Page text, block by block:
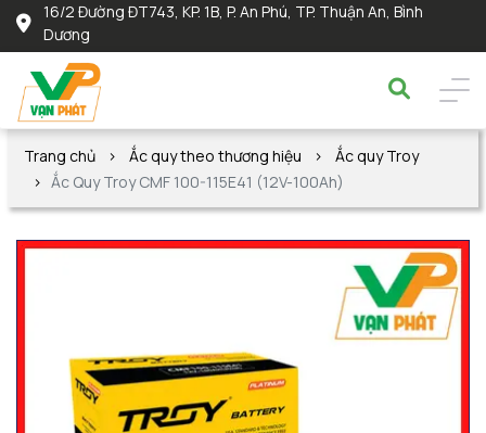
16/2 Đường ĐT743, KP. 1B, P. An Phú, TP. Thuận An, Bình
Dương
Trang chủ Ắc quy theo thương hiệu
Ắc quy Troy
Ắc Quy Troy CMF 100-115E41 (12V-100Ah)